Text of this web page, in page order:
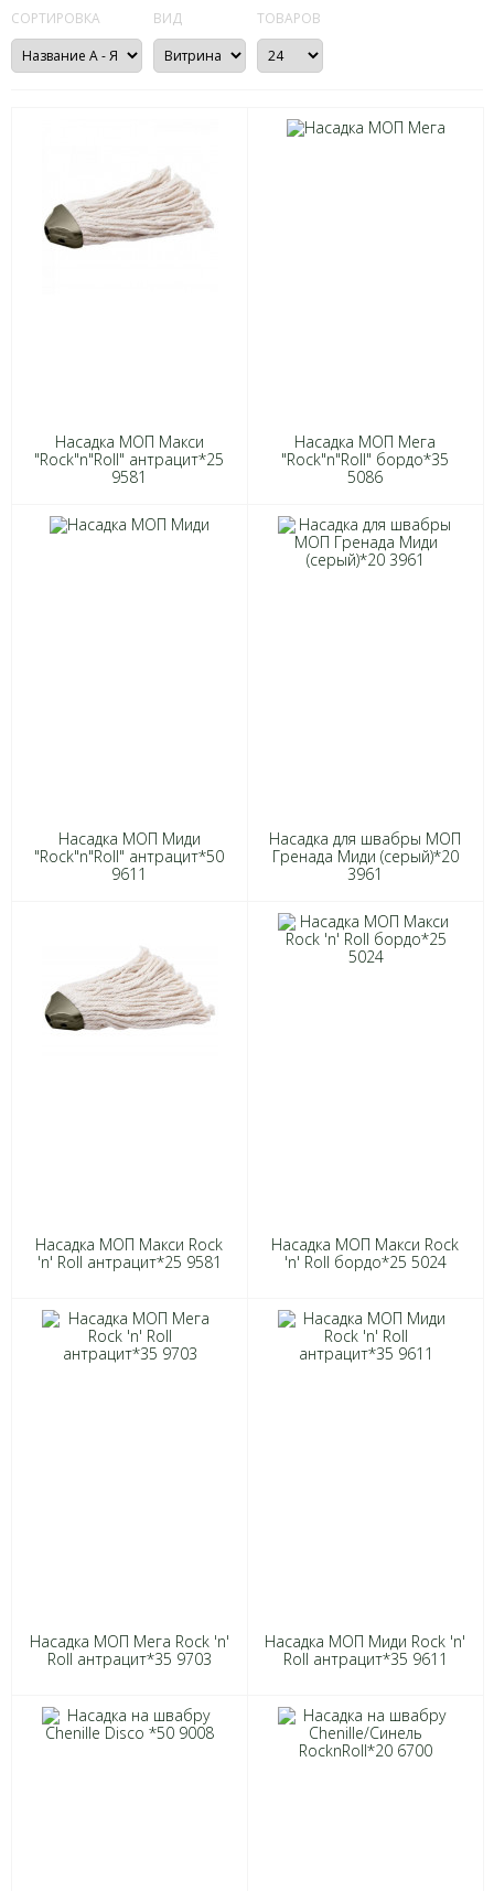
СОРТИРОВКА ВИД ТОВАРОВ
Насадка МОП Макси
"Rock"n"Roll" антрацит*25
9581
Насадка МОП Мега
"Rock"n"Roll" бордо*35
5086
Насадка МОП Миди
"Rock"n"Roll" антрацит*50
9611
Насадка для швабры МОП
Гренада Миди (серый)*20
3961
Насадка МОП Макси Rock
'n' Roll антрацит*25 9581
Насадка МОП Макси Rock
'n' Roll бордо*25 5024
Насадка МОП Мега Rock 'n'
Roll антрацит*35 9703
Насадка МОП Миди Rock 'n'
Roll антрацит*35 9611